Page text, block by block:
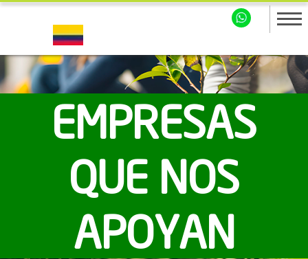
EMPRESAS
QUE NOS
APOYAN